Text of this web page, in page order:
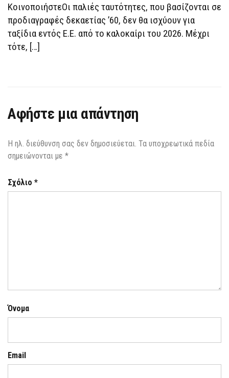
ΤΑΞΊΔΙΑ
ΚοινοποιήστεΟι παλιές ταυτότητες, που βασίζονται σε
προδιαγραφές δεκαετίας ’60, δεν θα ισχύουν για
ταξίδια εντός Ε.Ε. από το καλοκαίρι του 2026. Μέχρι
τότε, […]
Αφήστε μια απάντηση
Η ηλ. διεύθυνση σας δεν δημοσιεύεται. Τα υποχρεωτικά πεδία
σημειώνονται με *
Σχόλιο *
Όνομα
Email